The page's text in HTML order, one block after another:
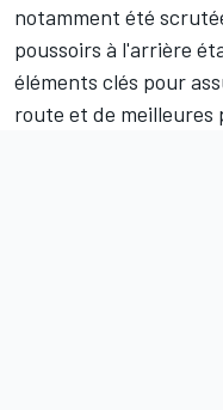
notamment été
poussoirs à l'arrière
éléments clés pour
route et de meilleures